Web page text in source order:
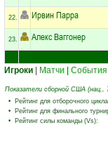
22. Ирвин Парра
23. Алекс Ваггонер
Игроки
Матчи События
Показатели сборной США (нац.,
• Рейтинг для отборочного
• Рейтинг для финального
• Рейтинг силы команды (Vs):